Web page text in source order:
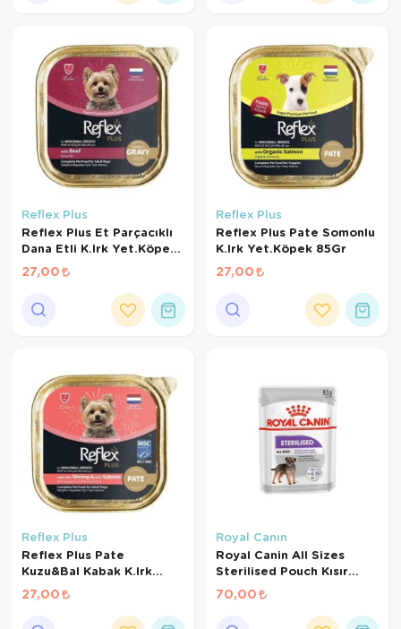
Reflex Plus
Reflex Plus Et Parçacıklı
Dana Etli K.Irk Yet.Köpek
85Gr
27,00
Reflex Plus
Reflex Plus Pate Somonlu
K.Irk Yet.Köpek 85Gr
27,00
Reflex Plus
Reflex Plus Pate
Kuzu&Bal Kabak K.Irk
Yet.Köpek 85Gr
27,00
Royal Canın
Royal Canin All Sizes
Sterilised Pouch Kısır
Köpek Maması 85 Gr
70,00